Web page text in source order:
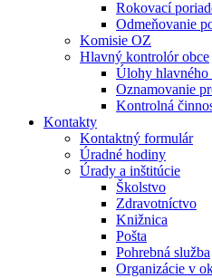
Rokovací
Odmeňovanie
Komisie OZ
Hlavný kontrolór obce
Úlohy hlavného
Oznamovanie
Kontrolná
Kontakty
Kontaktný formulár
Úradné hodiny
Úrady a inštitúcie
Školstvo
Zdravotníctvo
Knižnica
Pošta
Pohrebná služba
Organizácie v